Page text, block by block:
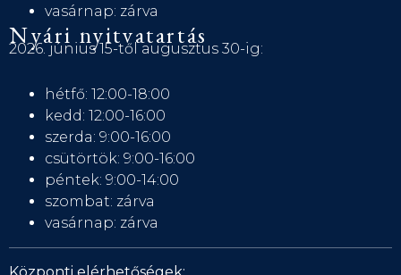
vasárnap: zárva
Nyári nyitvatartás
2026. június 15-től augusztus 30-ig:
hétfő: 12:00-18:00
kedd: 12:00-16:00
szerda: 9:00-16:00
csütörtök: 9:00-16:00
péntek: 9:00-14:00
szombat: zárva
vasárnap: zárva